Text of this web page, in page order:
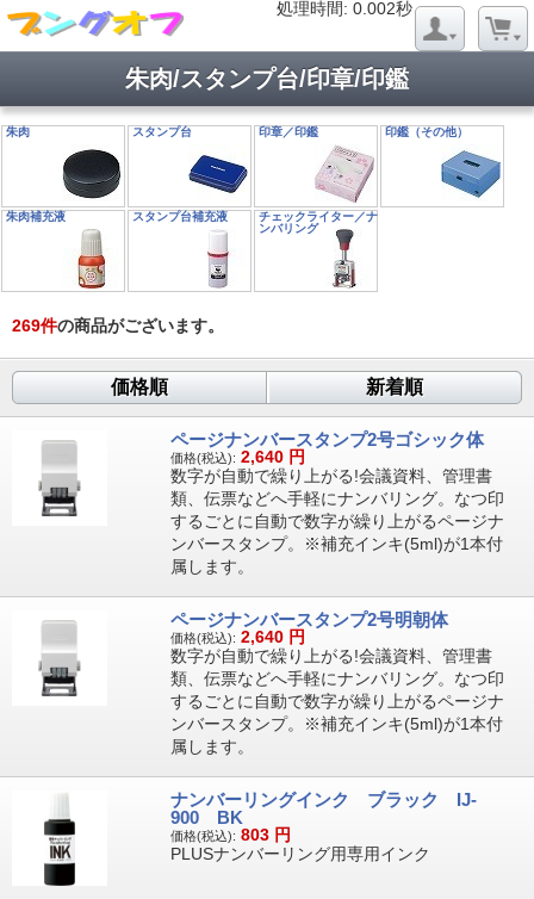
処理時間: 0.002秒
朱肉/スタンプ台/印章/印鑑
朱肉 スタンプ台 印章／印鑑 印鑑（その他）
朱肉補充液 スタンプ台補充液
チェックライター／ナ
ンバリング
269件の商品がございます。
価格順 新着順
ページナンバースタンプ2号ゴシック体
価格(税込): 2,640 円
数字が自動で繰り上がる!会議資料、管理書
類、伝票などへ手軽にナンバリング。なつ印
するごとに自動で数字が繰り上がるページナ
ンバースタンプ。※補充インキ(5ml)が1本付
属します。
ページナンバースタンプ2号明朝体
価格(税込): 2,640 円
数字が自動で繰り上がる!会議資料、管理書
類、伝票などへ手軽にナンバリング。なつ印
するごとに自動で数字が繰り上がるページナ
ンバースタンプ。※補充インキ(5ml)が1本付
属します。
ナンバーリングインク ブラック IJ-
900 BK
価格(税込): 803 円
PLUSナンバーリング用専用インク
処理時間: 0.019秒